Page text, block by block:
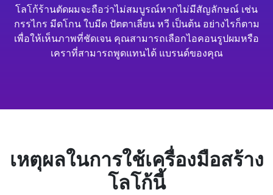
โลโก้ร้านตัดผมจะถือว่าไม่สมบูรณ์หากไม่มีสัญลักษณ์ เช่น
กรรไกร มีดโกน ใบมีด ปัตตาเลี่ยน หวี เป็นต้น อย่างไรก็ตาม
เพื่อให้เห็นภาพที่ชัดเจน คุณสามารถเลือกไอคอนรูปผมหรือ
เคราที่สามารถพูดแทนได้ แบรนด์ของคุณ
เหตุผลในการใช้เครื่องมือสร้าง
โลโก้นี้